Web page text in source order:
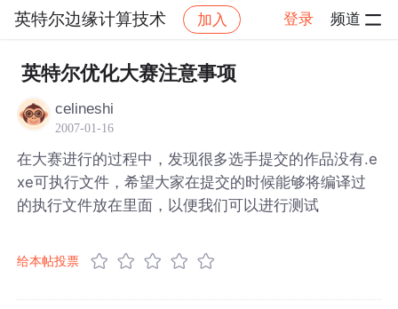
英特尔边缘计算技术 加入 登录 频道
社区 英特尔边缘计算技术
英特尔优化大赛注意事项
celineshi
2007-01-16
在大赛进行的过程中，发现很多选手提交的作品没有.e
xe可执行文件，希望大家在提交的时候能够将编译过
的执行文件放在里面，以便我们可以进行测试
给本帖投票